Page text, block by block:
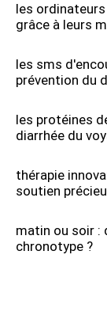
les
grâce à leurs
les sms
prévention du
les protéines
diarrhée du
thérapie
soutien
matin ou soir :
chronotype ?